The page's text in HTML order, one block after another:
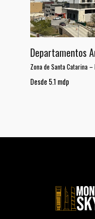
Departamentos
Zona de Santa Catarina –
Desde 5.1 mdp